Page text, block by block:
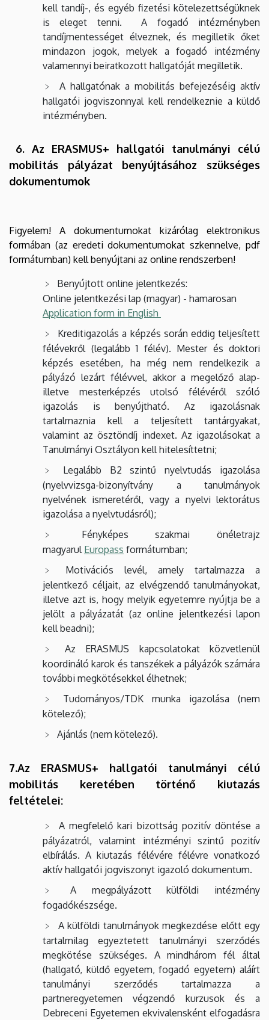
kell tandíj-, és egyéb fizetési kötelezettségüknek
is eleget tenni. A fogadó intézményben
tandíjmentességet élveznek, és megilletik őket
mindazon jogok, melyek a fogadó intézmény
valamennyi beiratkozott hallgatóját megilletik.
A hallgatónak a mobilitás befejezéséig aktív
hallgatói jogviszonnyal kell rendelkeznie a küldő
intézményben.
6. Az ERASMUS+ hallgatói tanulmányi célú
mobilitás pályázat benyújtásához szükséges
dokumentumok
Figyelem! A dokumentumokat kizárólag elektronikus
formában (az eredeti dokumentumokat szkennelve, pdf
formátumban) kell benyújtani az online rendszerben!
Benyújtott online jelentkezés:
Online jelentkezési lap (magyar) - hamarosan
Application form in English
Kreditigazolás a képzés során eddig teljesített
félévekről (legalább 1 félév). Mester és doktori
képzés esetében, ha még nem rendelkezik a
pályázó lezárt félévvel, akkor a megelőző alap-
illetve mesterképzés utolsó félévéről szóló
igazolás is benyújtható. Az igazolásnak
tartalmaznia kell a teljesített tantárgyakat,
valamint az ösztöndíj indexet. Az igazolásokat a
Tanulmányi Osztályon kell hitelesíttetni;
Legalább B2 szintű nyelvtudás igazolása
(nyelvvizsga-bizonyítvány a tanulmányok
nyelvének ismeretéről, vagy a nyelvi lektorátus
igazolása a nyelvtudásról);
Fényképes szakmai önéletrajz
magyarul Europass formátumban;
Motivációs levél, amely tartalmazza a
jelentkező céljait, az elvégzendő tanulmányokat,
illetve azt is, hogy melyik egyetemre nyújtja be a
jelölt a pályázatát (az online jelentkezési lapon
kell beadni);
Az ERASMUS kapcsolatokat közvetlenül
koordináló karok és tanszékek a pályázók számára
további megkötésekkel élhetnek;
Tudományos/TDK munka igazolása (nem
kötelező);
Ajánlás (nem kötelező).
7.Az ERASMUS+ hallgatói tanulmányi célú
mobilitás keretében történő kiutazás
feltételei:
A megfelelő kari bizottság pozitív döntése a
pályázatról, valamint intézményi szintű pozitív
elbírálás. A kiutazás félévére félévre vonatkozó
aktív hallgatói jogviszonyt igazoló dokumentum.
A megpályázott külföldi intézmény
fogadókészsége.
A külföldi tanulmányok megkezdése előtt egy
tartalmilag egyeztetett tanulmányi szerződés
megkötése szükséges. A mindhárom fél által
(hallgató, küldő egyetem, fogadó egyetem) aláírt
tanulmányi szerződés tartalmazza a
partneregyetemen végzendő kurzusok és a
Debreceni Egyetemen ekvivalensként elfogadásra